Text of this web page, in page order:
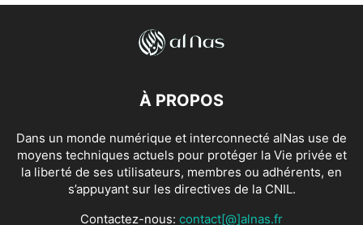
À PROPOS
Dans un monde numérique et interconnecté alNas use de
moyens techniques actuels pour protéger la Vie privée et
la liberté de ses utilisateurs, membres ou adhérents, en
s’appuyant sur les directives de la CNIL.
Contactez-nous: contact[@]alnas.fr